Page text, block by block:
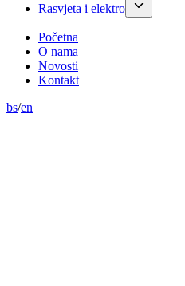
Rasvjeta i elektro
Početna
O nama
Novosti
Kontakt
bs/en